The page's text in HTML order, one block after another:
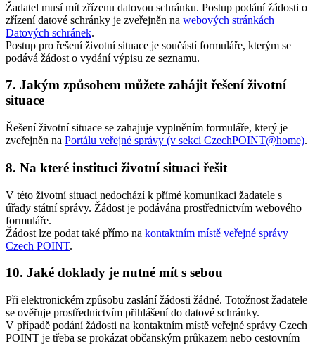
Žadatel musí mít zřízenu datovou schránku. Postup podání žádosti o
zřízení datové schránky je zveřejněn na webových stránkách
Datových schránek.
Postup pro řešení životní situace je součástí formuláře, kterým se
podává žádost o vydání výpisu ze seznamu.
7. Jakým způsobem můžete zahájit řešení životní
situace
Řešení životní situace se zahajuje vyplněním formuláře, který je
zveřejněn na Portálu veřejné správy (v sekci CzechPOINT@home).
8. Na které instituci životní situaci řešit
V této životní situaci nedochází k přímé komunikaci žadatele s
úřady státní správy. Žádost je podávána prostřednictvím webového
formuláře.
Žádost lze podat také přímo na kontaktním místě veřejné správy
Czech POINT.
10. Jaké doklady je nutné mít s sebou
Při elektronickém způsobu zaslání žádosti žádné. Totožnost žadatele
se ověřuje prostřednictvím přihlášení do datové schránky.
V případě podání žádosti na kontaktním místě veřejné správy Czech
POINT je třeba se prokázat občanským průkazem nebo cestovním